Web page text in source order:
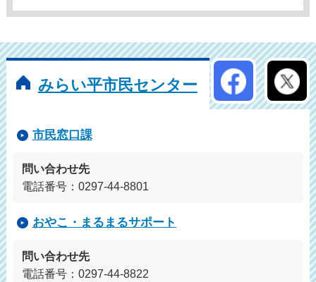
みらい平市民センター
公式アカウン
市民窓口課
問い合わせ先
電話番号：0297-44-8801
おやこ・まるまるサポート
問い合わせ先
電話番号：0297-44-8822